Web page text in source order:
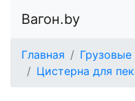
Вагон.by
Главная Грузовые
Цистерна для